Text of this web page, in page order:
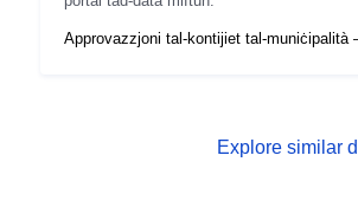
Approvazzjoni tal-kontijiet tal-
Explore similar